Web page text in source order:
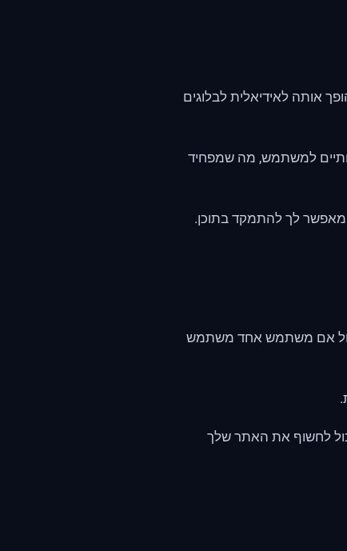
אותה לאידיאלית לבלוגים
למשתמש, מה שמפחיד
לך להתמקד בתוכן.
אם משתמש אחד משתמש
לחשוף את האתר שלך